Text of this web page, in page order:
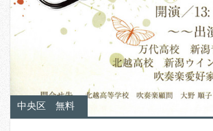
中央区 無料